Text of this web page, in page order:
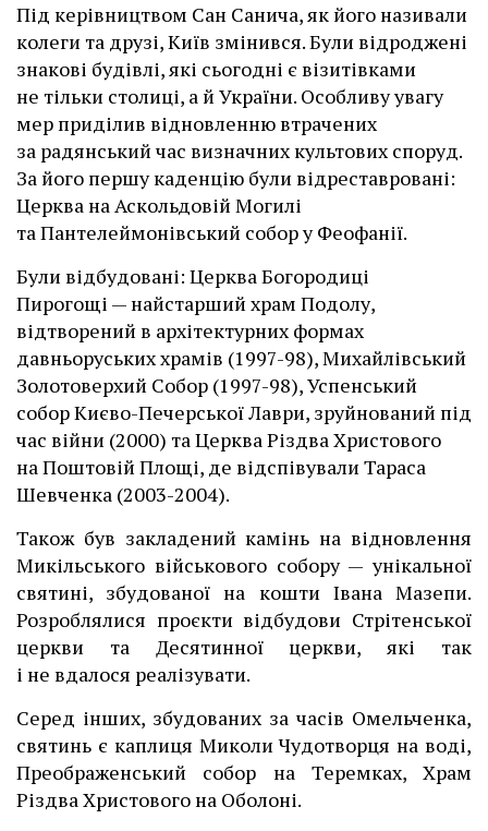
Під керівництвом Сан Санича, як його називали
колеги та друзі, Київ змінився. Були відроджені
знакові будівлі, які сьогодні є візитівками
не тільки столиці, а й України. Особливу увагу
мер приділив відновленню втрачених
за радянський час визначних культових споруд.
За його першу каденцію були відреставровані:
Церква на Аскольдовій Могилі
та Пантелеймонівський собор у Феофанії.
Були відбудовані: Церква Богородиці
Пирогощі — найстарший храм Подолу,
відтворений в архітектурних формах
давньоруських храмів (1997-98), Михайлівський
Золотоверхий Собор (1997-98), Успенський
собор Києво-Печерської Лаври, зруйнований під
час війни (2000) та Церква Різдва Христового
на Поштовій Площі, де відспівували Тараса
Шевченка (2003-2004).
Також був закладений камінь на відновлення
Микільського військового собору — унікальної
святині, збудованої на кошти Івана Мазепи.
Розроблялися проєкти відбудови Стрітенської
церкви та Десятинної церкви, які так
і не вдалося реалізувати.
Серед інших, збудованих за часів Омельченка,
святинь є каплиця Миколи Чудотворця на воді,
Преображенський собор на Теремках, Храм
Різдва Христового на Оболоні.